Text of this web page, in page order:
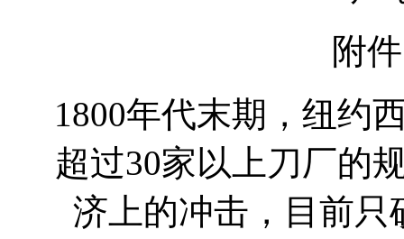
附
1800年代末期，纽约
超过30家以上刀厂的
济上的冲击，目前